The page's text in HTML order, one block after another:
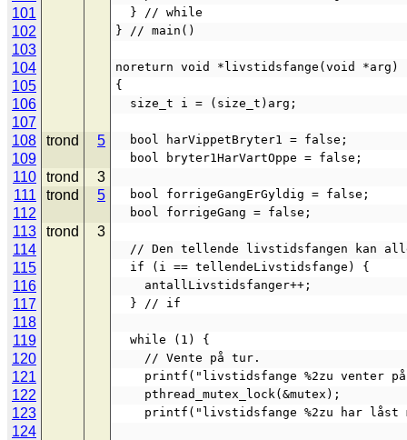
101
  } // while
102 } // main()
103
104
noreturn void *livstidsfange(void *arg)
105 {
106
  size_t i = (size_t)arg;
107
108
trond 5
  bool harVippetBryter1 = false;
109
  bool bryter1HarVartOppe = false;
110 trond
3
111
trond 5
  bool forrigeGangErGyldig = false;
112
  bool forrigeGang = false;
113 trond
3
114
// Den tellende livstidsfangen kan
115
  if (i == tellendeLivstidsfange) {
116
    antallLivstidsfanger++;
117
  } // if
118
119
  while (1) {
120
    // Vente på tur.
121
printf("livstidsfange %2zu venter
122
    pthread_mutex_lock(&mutex);
123
printf("livstidsfange %2zu har
124